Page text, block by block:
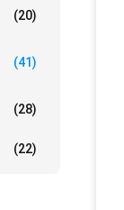
(20)
(41)
(28)
(22)